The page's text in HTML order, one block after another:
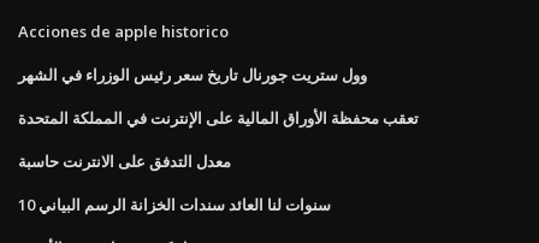
Acciones de apple historico
وول ستريت جورنال تاريخ سعر رئيس الوزراء في الشهر
تعقب محفظة الأوراق المالية على الإنترنت في المملكة المتحدة
معدل التدفق على الانترنت حاسبة
10 سنوات لنا العائد سندات الخزانة الرسم البياني